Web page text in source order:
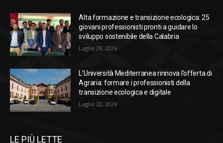
Alta formazione e transizione ecologica: 25
giovani professionisti pronti a guidare lo
sviluppo sostenibile della Calabria
Luglio 29, 2026
L’Università Mediterranea rinnova l’offerta di
Agraria: formare i professionisti della
transizione ecologica e digitale
Luglio 22, 2026
LE PIÙ LETTE